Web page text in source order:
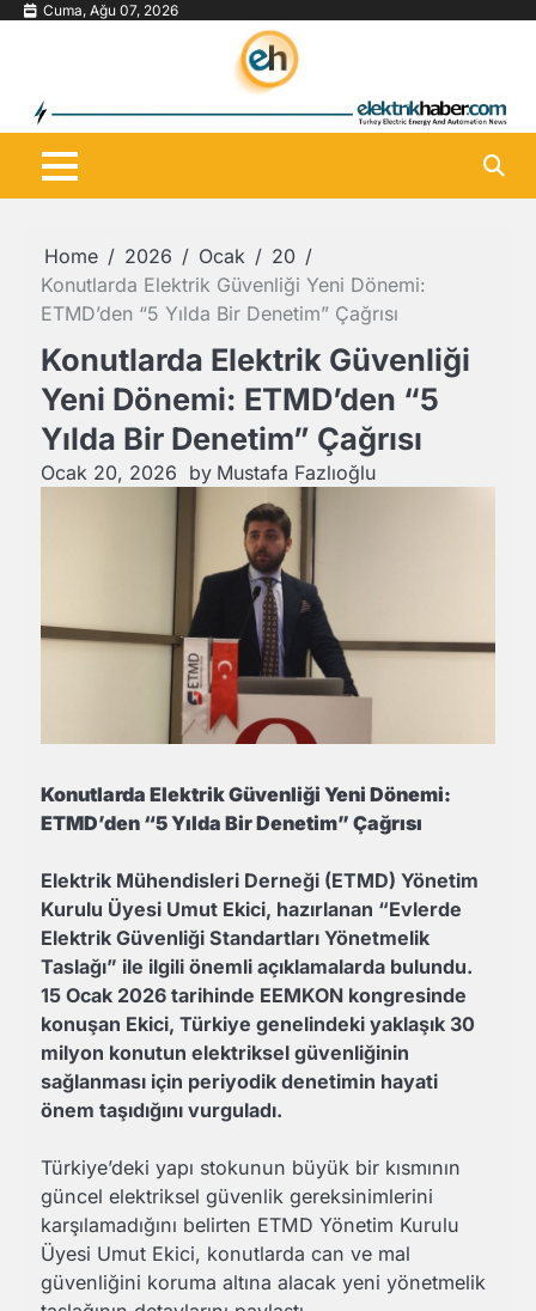
Skip Cuma, Ağu 07, 2026
Home 2026 Ocak
20
Konutlarda Elektrik Güvenliği Yeni Dönemi:
ETMD’den “5 Yılda Bir Denetim” Çağrısı
Konutlarda Elektrik Güvenliği
Yeni Dönemi: ETMD’den “5
Yılda Bir Denetim” Çağrısı
Ocak 20, 2026 by Mustafa Fazlıoğlu
Konutlarda Elektrik Güvenliği Yeni Dönemi:
ETMD’den “5 Yılda Bir Denetim” Çağrısı
Elektrik Mühendisleri Derneği (ETMD) Yönetim
Kurulu Üyesi Umut Ekici, hazırlanan “Evlerde
Elektrik Güvenliği Standartları Yönetmelik
Taslağı” ile ilgili önemli açıklamalarda bulundu.
15 Ocak 2026 tarihinde EEMKON kongresinde
konuşan Ekici, Türkiye genelindeki yaklaşık 30
milyon konutun elektriksel güvenliğinin
sağlanması için periyodik denetimin hayati
önem taşıdığını vurguladı.
Türkiye’deki yapı stokunun büyük bir kısmının
güncel elektriksel güvenlik gereksinimlerini
karşılamadığını belirten ETMD Yönetim Kurulu
Üyesi Umut Ekici, konutlarda can ve mal
güvenliğini koruma altına alacak yeni yönetmelik